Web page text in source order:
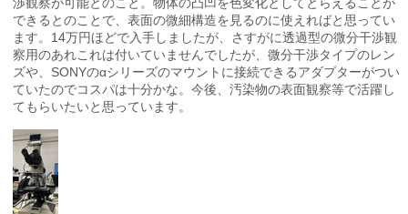
できるとのことで、表面の微細構造を見るのに使えればと思ってい
ます。14万円ほどで入手しましたが、さすがに透過型の微分干渉観
察用のあれこれは付いていませんでしたが、微分干渉タイプのレン
ズや、SONYのαシリーズのマウントに接続できるアダプターがつい
ていたのでコスパは十分かな。今後、汚染物の表面観察等で活躍し
てもらいたいと思っています。